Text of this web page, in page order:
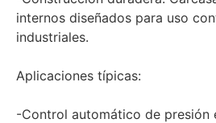
internos diseñados para uso
industriales.
Aplicaciones típicas:
-Control automático de presión